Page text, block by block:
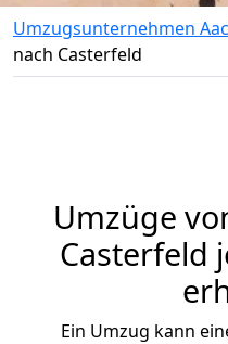
Umzugsunternehmen
nach Casterfeld
Umzüge
Casterfeld
Ein Umzug kann